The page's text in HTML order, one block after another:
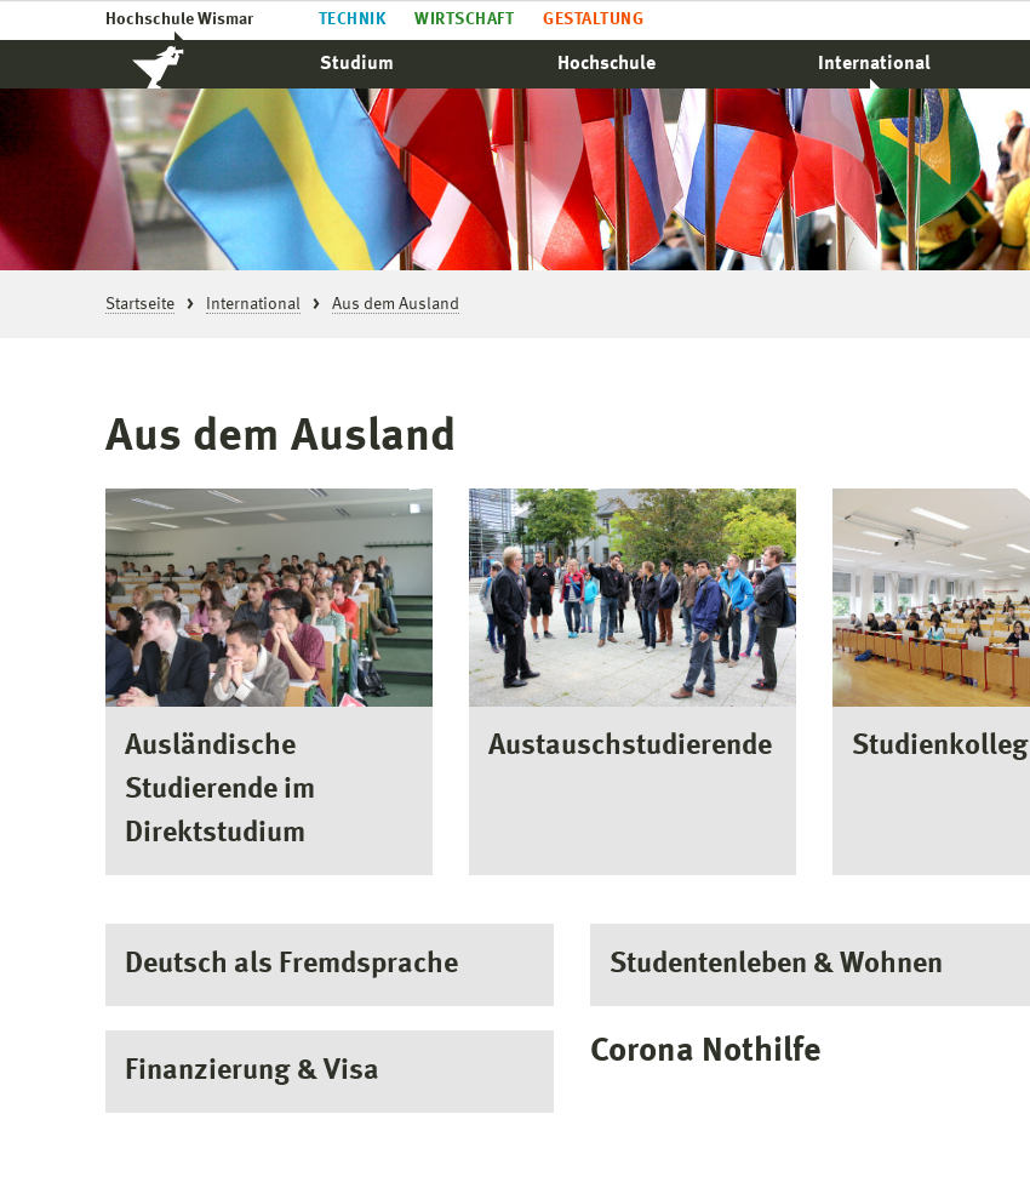
Hochschule Wismar TECHNIK WIRTSCHAFT GESTALTUNG
Studium Hochschule International
Startseite International Aus dem Ausland
Aus dem Ausland
Ausländische
Studierende im
Direktstudium
Austauschstudierende Studienkolleg
Deutsch als Fremdsprache
Finanzierung & Visa
Studentenleben & Wohnen
Corona Nothilfe